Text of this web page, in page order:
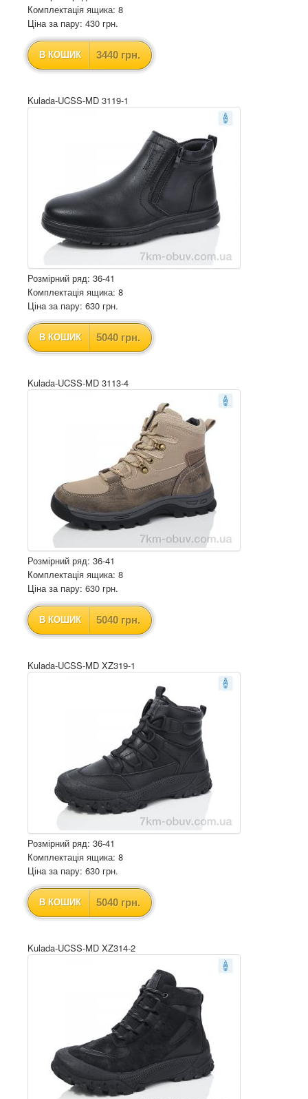
Комплектація ящика: 8
Ціна за пару: 430 грн.
В КОШИК 3440 грн.
Kulada-UCSS-MD 3119-1
Розмірний ряд: 36-41
Комплектація ящика: 8
Ціна за пару: 630 грн.
В КОШИК 5040 грн.
Kulada-UCSS-MD 3113-4
Розмірний ряд: 36-41
Комплектація ящика: 8
Ціна за пару: 630 грн.
В КОШИК 5040 грн.
Kulada-UCSS-MD XZ319-1
Розмірний ряд: 36-41
Комплектація ящика: 8
Ціна за пару: 630 грн.
В КОШИК 5040 грн.
Kulada-UCSS-MD XZ314-2